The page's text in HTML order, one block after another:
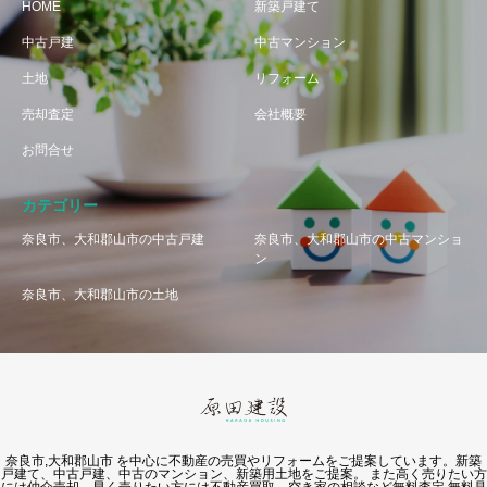
HOME 新築戸建て
中古戸建 中古マンション
土地 リフォーム
売却査定 会社概要
お問合せ
カテゴリー
奈良市、大和郡山市の中古戸建
奈良市、大和郡山市の中古マンショ
ン
奈良市、大和郡山市の土地
奈良市,大和郡山市 を中心に不動産の売買やリフォームをご提案しています。新築
戸建て、中古戸建、中古のマンション、新築用土地をご提案。 また高く売りたい方